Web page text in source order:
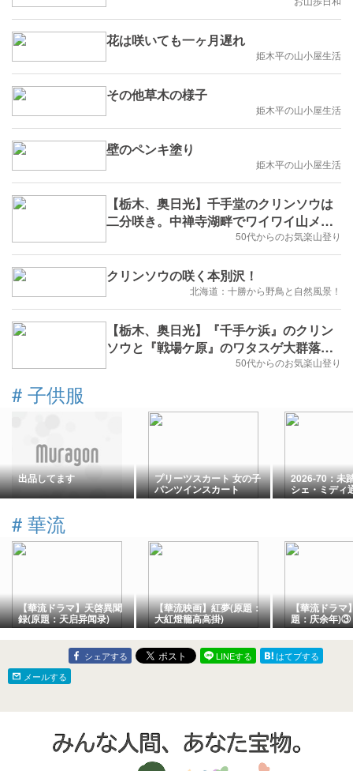
花は咲いても一ヶ月遅れ
姫木平の山小屋生活
その他草木の様子
姫木平の山小屋生活
壁のペンキ塗り
姫木平の山小屋生活
【栃木、奥日光】千手堂のクリンソウは
二分咲き。中禅寺湖畔でワイワイ山メシ
のあと、千手の森を歩きズミが満開の西
ノ湖へ《後編》2019年6月2日(日)
50代からのお気楽山登り
クリンソウの咲く本別沢！
北海道：十勝から野鳥と自然風景！
【栃木、奥日光】『千手ケ浜』のクリン
ソウと『戦場ケ原』のワタスゲ大群落に
感動し、奥日光に魅了された雨上がりの
50代からのお気楽山登り
# 子供服
出品してます プリーツスカート 女の子
パンツインスカート
2026-70：未
シェ・ミディ
# 華流
【華流ドラマ】天啓異聞
録(原題：天启异闻录)
【華流映画】紅夢(原題：
大紅燈籠高高掛)
【華流ドラマ
題：庆余年)③
シェアする LINEする
はてブする
メールする